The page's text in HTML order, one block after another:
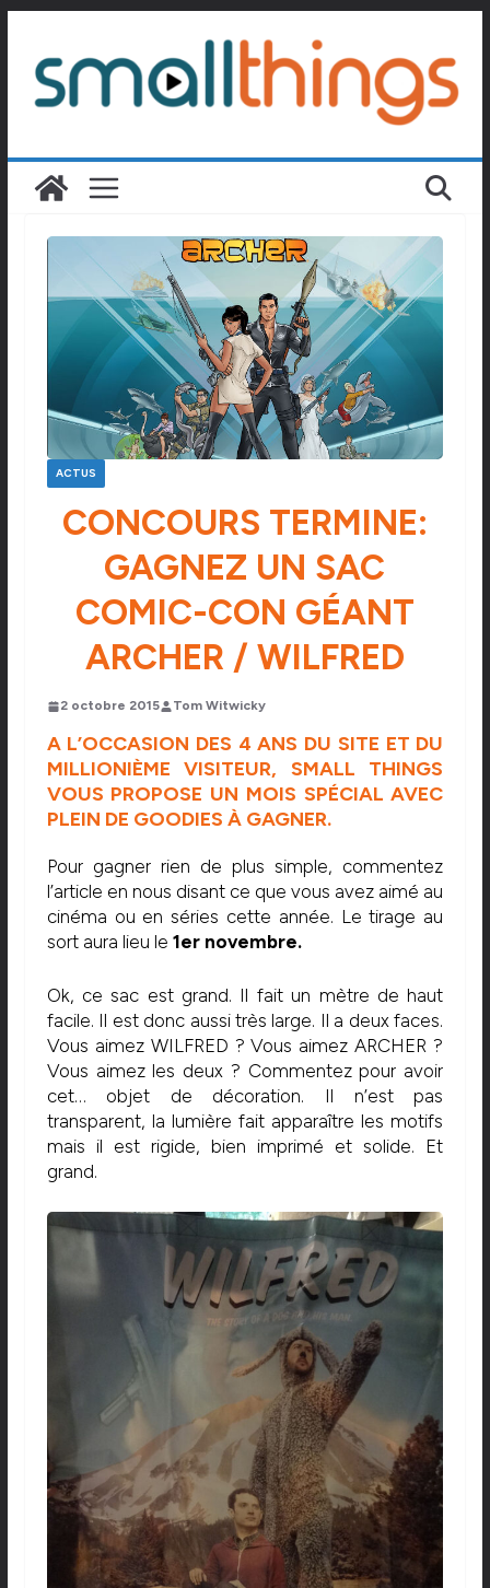
contenu
ACTUS
CONCOURS TERMINE:
GAGNEZ UN SAC
COMIC-CON GÉANT
ARCHER / WILFRED
2 octobre 2015 Tom Witwicky
A L’OCCASION DES 4 ANS DU SITE ET DU
MILLIONIÈME VISITEUR, SMALL THINGS
VOUS PROPOSE UN MOIS SPÉCIAL AVEC
PLEIN DE GOODIES À GAGNER.
Pour gagner rien de plus simple, commentez
l’article en nous disant ce que vous avez aimé au
cinéma ou en séries cette année. Le tirage au
sort aura lieu le 1er novembre.
Ok, ce sac est grand. Il fait un mètre de haut
facile. Il est donc aussi très large. Il a deux faces.
Vous aimez WILFRED ? Vous aimez ARCHER ?
Vous aimez les deux ? Commentez pour avoir
cet… objet de décoration. Il n’est pas
transparent, la lumière fait apparaître les motifs
mais il est rigide, bien imprimé et solide. Et
grand.